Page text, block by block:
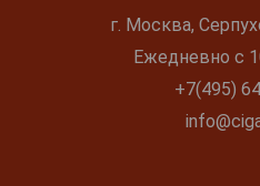
г. Москва,
Ежедневно с
+7(495)